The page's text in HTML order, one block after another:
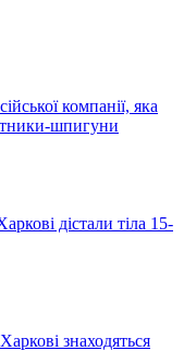
компанії, яка
шпигуни
дістали тіла 15-
знаходяться